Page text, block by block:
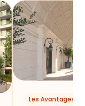
Les Avantages